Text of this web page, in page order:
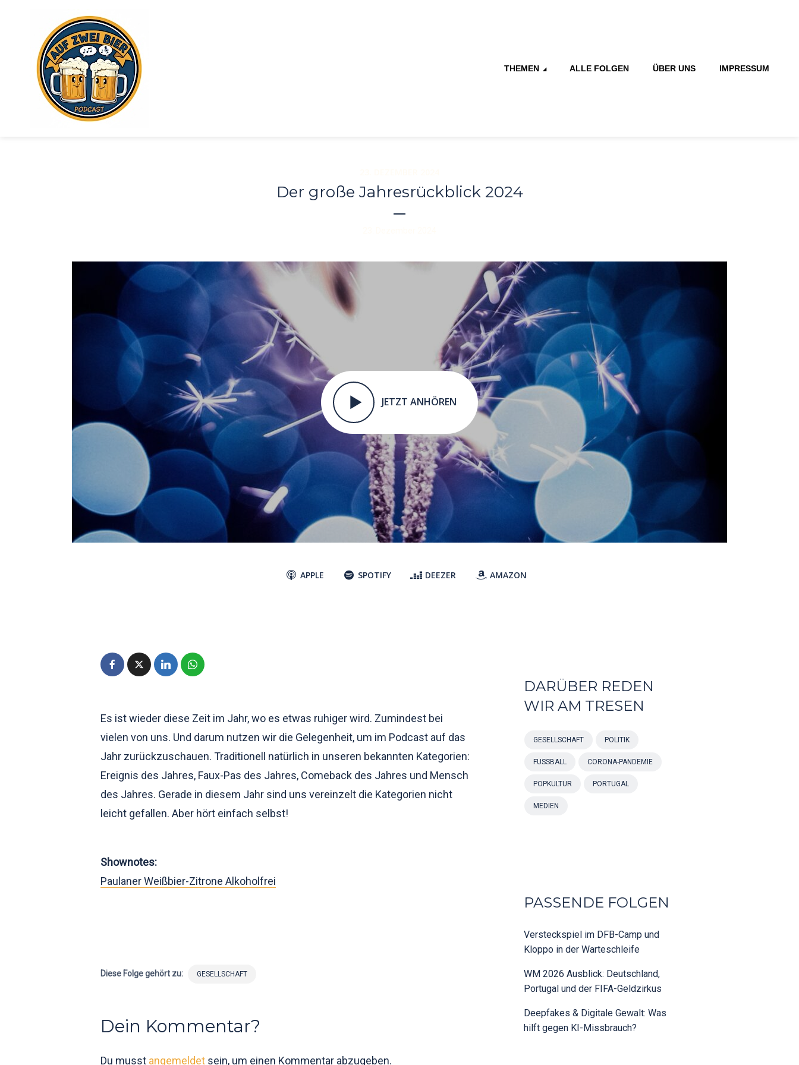
THEMEN ALLE FOLGEN ÜBER UNS IMPRESSUM
Der große Jahresrückblick 2024
JETZT ANHÖREN
APPLE SPOTIFY DEEZER AMAZON
Es ist wieder diese Zeit im Jahr, wo es etwas ruhiger wird. Zumindest bei
vielen von uns. Und darum nutzen wir die Gelegenheit, um im Podcast auf das
Jahr zurückzuschauen. Traditionell natürlich in unseren bekannten Kategorien:
Ereignis des Jahres, Faux-Pas des Jahres, Comeback des Jahres und Mensch
des Jahres. Gerade in diesem Jahr sind uns vereinzelt die Kategorien nicht
leicht gefallen. Aber hört einfach selbst!
Shownotes:
Paulaner Weißbier-Zitrone Alkoholfrei
Diese Folge gehört zu: GESELLSCHAFT
Dein Kommentar?
Du musst angemeldet sein, um einen Kommentar abzugeben.
DARÜBER REDEN
WIR AM TRESEN
GESELLSCHAFT POLITIK
FUSSBALL CORONA-PANDEMIE
POPKULTUR PORTUGAL
MEDIEN
PASSENDE FOLGEN
Versteckspiel im DFB-Camp und
Kloppo in der Warteschleife
WM 2026 Ausblick: Deutschland,
Portugal und der FIFA-Geldzirkus
Deepfakes & Digitale Gewalt: Was
hilft gegen KI-Missbrauch?